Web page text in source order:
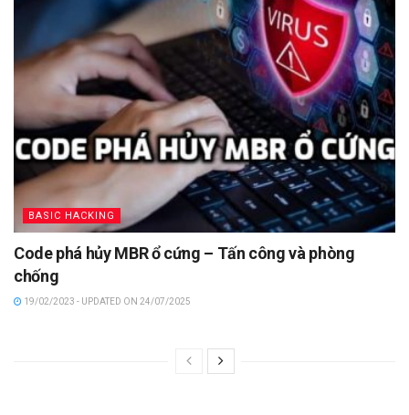
BASIC HACKING
Code phá hủy MBR ổ cứng – Tấn công và phòng
chống
19/02/2023 - UPDATED ON 24/07/2025